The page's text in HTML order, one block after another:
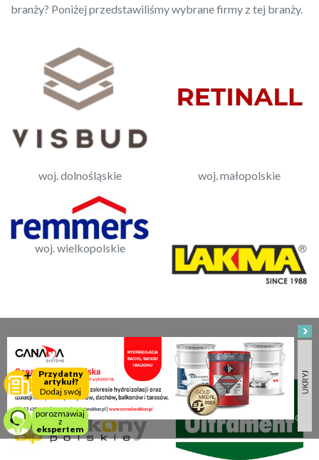
branży? Poniżej przedstawiliśmy wybrane firmy z tej branży.
woj. dolnośląskie woj. małopolskie
woj. wielkopolskie
woj. śląskie
Przydatny
artykuł?
Dodaj swój
porozmawiaj
z
ekspertem